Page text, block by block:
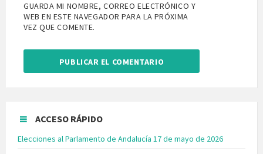
GUARDA MI NOMBRE, CORREO ELECTRÓNICO Y
WEB EN ESTE NAVEGADOR PARA LA PRÓXIMA
VEZ QUE COMENTE.
ACCESO RÁPIDO
Elecciones al Parlamento de Andalucía 17 de mayo de 2026